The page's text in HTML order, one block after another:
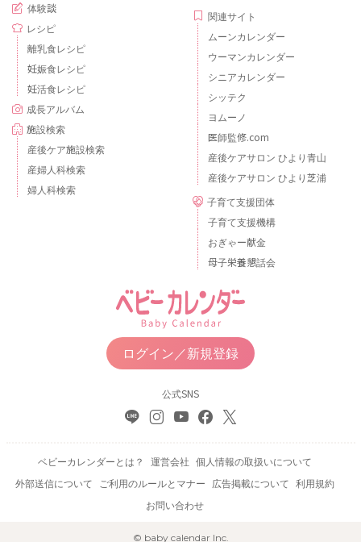
体験談
レシピ
離乳食レシピ
妊娠食レシピ
妊活食レシピ
成長アルバム
施設検索
産後ケア施設検索
産婦人科検索
婦人科検索
関連サイト
ムーンカレンダー
ウーマンカレンダー
シニアカレンダー
シッテク
ヨムーノ
医師監修.com
産後ケアサロン ひより青山
産後ケアサロン ひより芝浦
子育て支援団体
子育て支援機構
おぎゃー献金
母子栄養懇話会
ログイン／新規登録
公式SNS
ベビーカレンダーとは？ 運営会社 個人情報の取扱いについて
外部送信について
ご利用のルールとマナー 広告掲載について 利用規約
お問い合わせ
© baby calendar Inc.